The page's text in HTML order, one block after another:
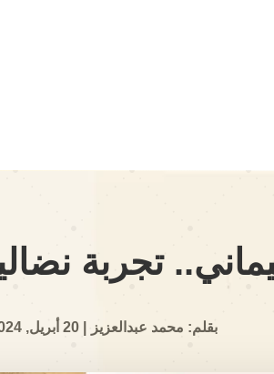
تجربة
بقلم: محمد عبدالعزيز | 20 أبريل, 2024